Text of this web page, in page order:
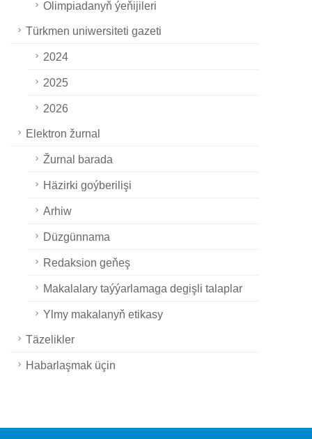
Olimpiadanyň ýeňijileri
Türkmen uniwersiteti gazeti
2024
2025
2026
Elektron žurnal
Žurnal barada
Häzirki goýberilişi
Arhiw
Düzgünnama
Redaksion geňeş
Makalalary taýýarlamaga degişli talaplar
Ylmy makalanyň etikasy
Täzelikler
Habarlaşmak üçin